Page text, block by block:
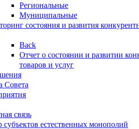
Региональные
Муниципальные
состояния и развития
Back
Отчет о состоянии и развитии
товаров и услуг
Совета
связь
субъектов естественных монополий